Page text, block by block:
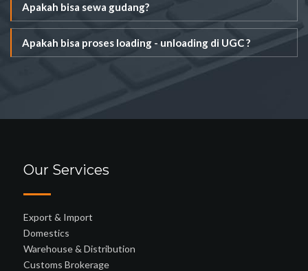
Apakah bisa sewa gudang?
Apakah bisa proses loading - unloading di UGC ?
Our Services
Export & Import
Domestics
Warehouse & Distribution
Customs Brokerage